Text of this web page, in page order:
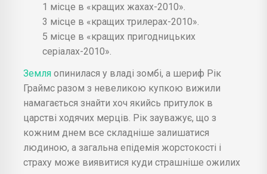
1 місце в «кращих жахах-2010».
3 місце в «кращих трилерах-2010».
5 місце в «кращих пригодницьких
серіалах-2010».
Земля опинилася у владі зомбі, а шериф Рік
Граймс разом з невеликою купкою вижили
намагається знайти хоч якийсь притулок в
царстві ходячих мерців. Рік зауважує, що з
кожним днем все складніше залишатися
людиною, а загальна епідемія жорстокості і
страху може виявитися куди страшніше ожилих